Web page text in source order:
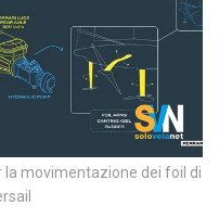
movimentazione dei foil di